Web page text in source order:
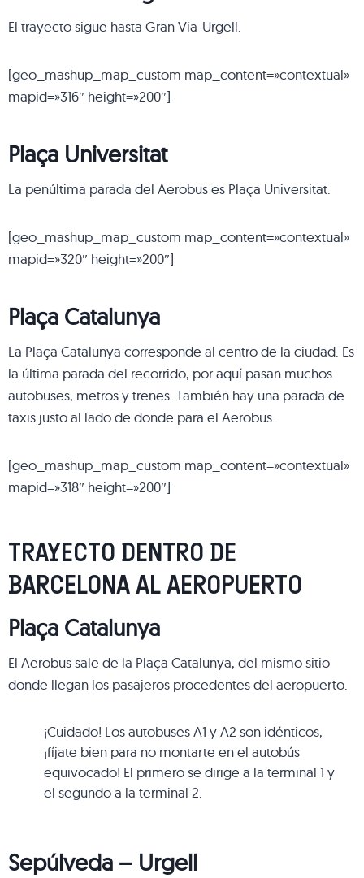
El trayecto sigue hasta Gran Via-Urgell.
[geo_mashup_map_custom map_content=»contextual»
mapid=»316″ height=»200″]
Plaça Universitat
La penúltima parada del Aerobus es Plaça Universitat.
[geo_mashup_map_custom map_content=»contextual»
mapid=»320″ height=»200″]
Plaça Catalunya
La Plaça Catalunya corresponde al centro de la ciudad. Es
la última parada del recorrido, por aquí pasan muchos
autobuses, metros y trenes. También hay una parada de
taxis justo al lado de donde para el Aerobus.
[geo_mashup_map_custom map_content=»contextual»
mapid=»318″ height=»200″]
TRAYECTO DENTRO DE
BARCELONA AL AEROPUERTO
Plaça Catalunya
El Aerobus sale de la Plaça Catalunya, del mismo sitio
donde llegan los pasajeros procedentes del aeropuerto.
¡Cuidado! Los autobuses A1 y A2 son idénticos,
¡fíjate bien para no montarte en el autobús
equivocado! El primero se dirige a la terminal 1 y
el segundo a la terminal 2.
Sepúlveda – Urgell